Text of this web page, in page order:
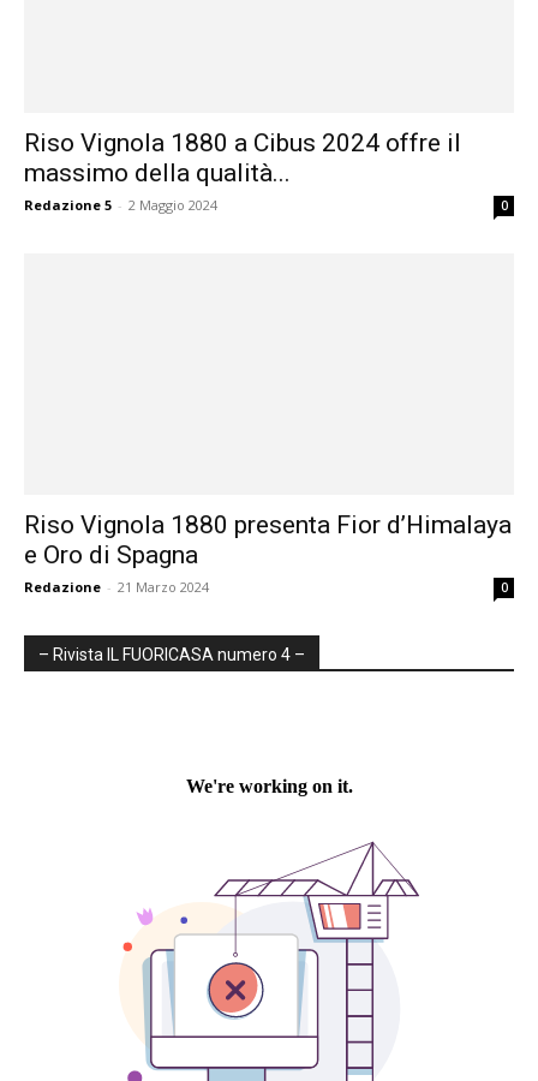
Riso Vignola 1880 a Cibus 2024 offre il
massimo della qualità...
Redazione 5 - 2 Maggio 2024 0
Riso Vignola 1880 presenta Fior d’Himalaya
e Oro di Spagna
Redazione - 21 Marzo 2024 0
– Rivista IL FUORICASA numero 4 –